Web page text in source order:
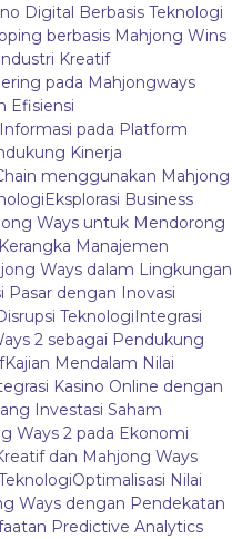
Digital Berbasis Teknologi
berbasis Mahjong Wins
Kreatif
pada Mahjongways
Efisiensi
pada Platform
Kinerja
menggunakan Mahjong
Eksplorasi Business
Ways untuk Mendorong
Manajemen
Ways dalam Lingkungan
Pasar dengan Inovasi
TeknologiIntegrasi
2 sebagai Pendukung
Kajian Mendalam Nilai
Kasino Online dengan
Investasi Saham
Ways 2 pada Ekonomi
dan Mahjong Ways
Optimalisasi Nilai
Ways dengan Pendekatan
Predictive Analytics